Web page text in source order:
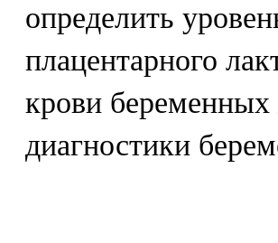
определить
плацентарного
крови
диагностики